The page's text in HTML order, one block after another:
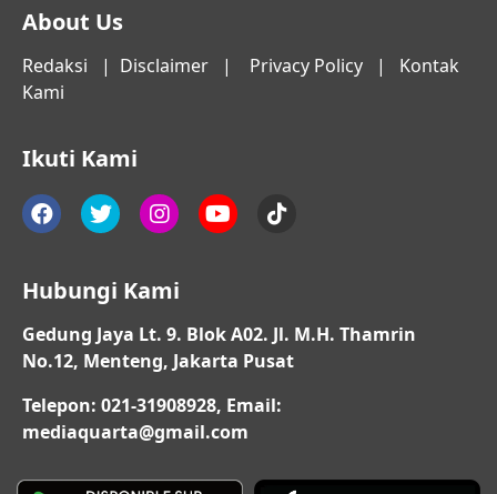
About Us
Redaksi | Disclaimer | Privacy Policy | Kontak
Kami
Ikuti Kami
Hubungi Kami
Gedung Jaya Lt. 9. Blok A02. Jl. M.H. Thamrin
No.12, Menteng, Jakarta Pusat
Telepon: 021-31908928, Email:
mediaquarta@gmail.com